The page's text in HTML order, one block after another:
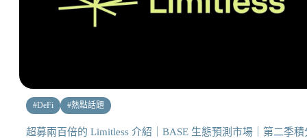
#DeFi #熱點話題
超募兩百倍的 Limitless 介紹｜BASE 生態預測市場｜第二季積